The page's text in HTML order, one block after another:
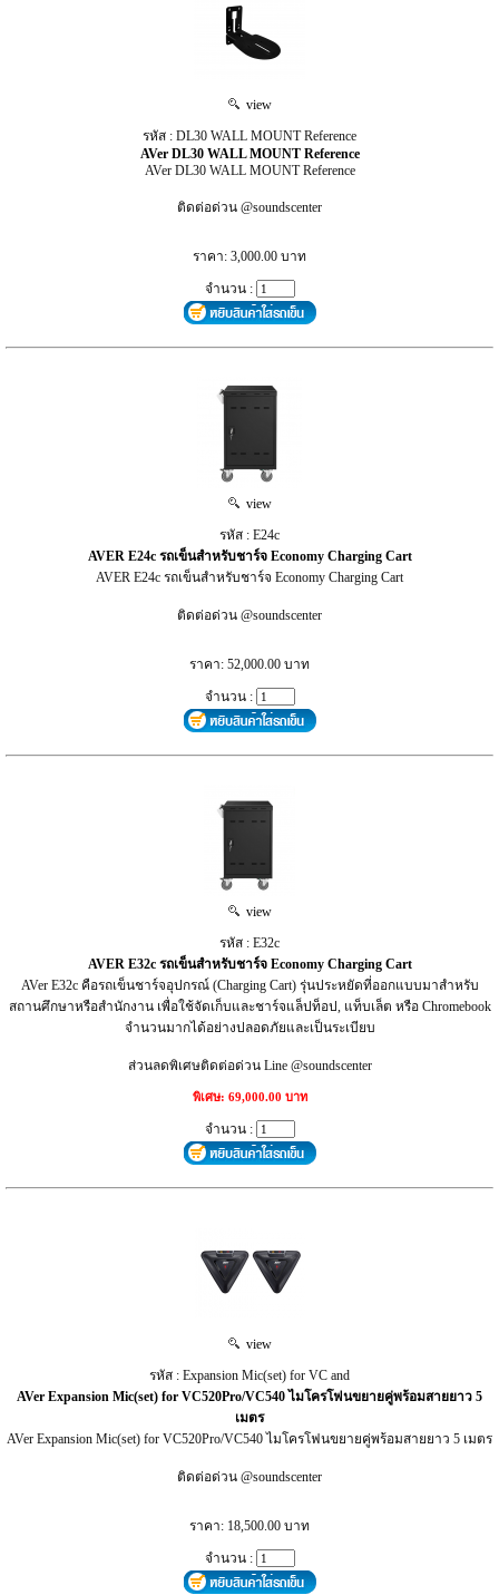
view
รหัส : DL30 WALL MOUNT Reference
AVer DL30 WALL MOUNT Reference
AVer DL30 WALL MOUNT Reference
ติดต่อด่วน @soundscenter
ราคา: 3,000.00 บาท
จำนวน :
view
รหัส : E24c
AVER E24c รถเข็นสำหรับชาร์จ Economy Charging Cart
AVER E24c รถเข็นสำหรับชาร์จ Economy Charging Cart
ติดต่อด่วน @soundscenter
ราคา: 52,000.00 บาท
จำนวน :
view
รหัส : E32c
AVER E32c รถเข็นสำหรับชาร์จ Economy Charging Cart
AVer E32c คือรถเข็นชาร์จอุปกรณ์ (Charging Cart) รุ่นประหยัดที่ออกแบบมาสำหรับ
สถานศึกษาหรือสำนักงาน เพื่อใช้จัดเก็บและชาร์จแล็ปท็อป, แท็บเล็ต หรือ Chromebook
จำนวนมากได้อย่างปลอดภัยและเป็นระเบียบ
ส่วนลดพิเศษติดต่อด่วน Line @soundscenter
พิเศษ: 69,000.00 บาท
จำนวน :
view
รหัส : Expansion Mic(set) for VC and
AVer Expansion Mic(set) for VC520Pro/VC540 ไมโครโฟนขยายคู่พร้อมสายยาว 5
เมตร
AVer Expansion Mic(set) for VC520Pro/VC540 ไมโครโฟนขยายคู่พร้อมสายยาว 5 เมตร
ติดต่อด่วน @soundscenter
ราคา: 18,500.00 บาท
จำนวน :